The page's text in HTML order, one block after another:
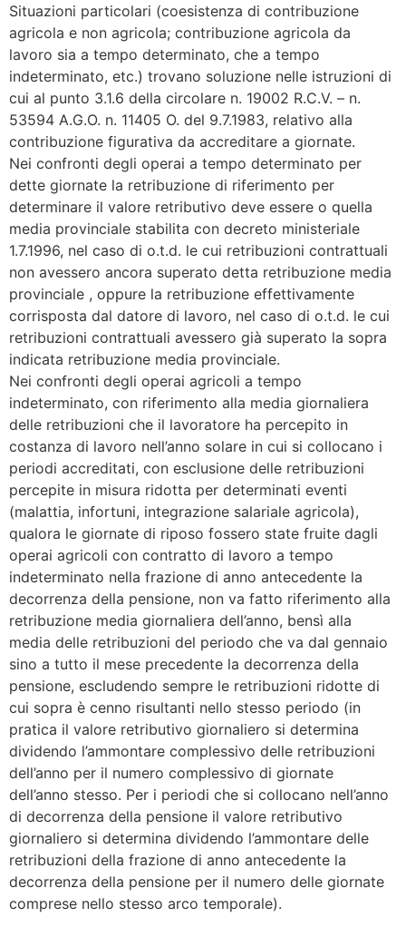
Situazioni particolari (coesistenza di contribuzione
agricola e non agricola; contribuzione agricola da
lavoro sia a tempo determinato, che a tempo
indeterminato, etc.) trovano soluzione nelle istruzioni di
cui al punto 3.1.6 della circolare n. 19002 R.C.V. – n.
53594 A.G.O. n. 11405 O. del 9.7.1983, relativo alla
contribuzione figurativa da accreditare a giornate.
Nei confronti degli operai a tempo determinato per
dette giornate la retribuzione di riferimento per
determinare il valore retributivo deve essere o quella
media provinciale stabilita con decreto ministeriale
1.7.1996, nel caso di o.t.d. le cui retribuzioni contrattuali
non avessero ancora superato detta retribuzione media
provinciale , oppure la retribuzione effettivamente
corrisposta dal datore di lavoro, nel caso di o.t.d. le cui
retribuzioni contrattuali avessero già superato la sopra
indicata retribuzione media provinciale.
Nei confronti degli operai agricoli a tempo
indeterminato, con riferimento alla media giornaliera
delle retribuzioni che il lavoratore ha percepito in
costanza di lavoro nell’anno solare in cui si collocano i
periodi accreditati, con esclusione delle retribuzioni
percepite in misura ridotta per determinati eventi
(malattia, infortuni, integrazione salariale agricola),
qualora le giornate di riposo fossero state fruite dagli
operai agricoli con contratto di lavoro a tempo
indeterminato nella frazione di anno antecedente la
decorrenza della pensione, non va fatto riferimento alla
retribuzione media giornaliera dell’anno, bensì alla
media delle retribuzioni del periodo che va dal gennaio
sino a tutto il mese precedente la decorrenza della
pensione, escludendo sempre le retribuzioni ridotte di
cui sopra è cenno risultanti nello stesso periodo (in
pratica il valore retributivo giornaliero si determina
dividendo l’ammontare complessivo delle retribuzioni
dell’anno per il numero complessivo di giornate
dell’anno stesso. Per i periodi che si collocano nell’anno
di decorrenza della pensione il valore retributivo
giornaliero si determina dividendo l’ammontare delle
retribuzioni della frazione di anno antecedente la
decorrenza della pensione per il numero delle giornate
comprese nello stesso arco temporale).